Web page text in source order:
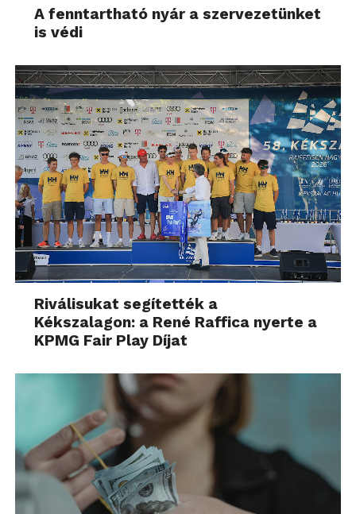
A fenntartható nyár a szervezetünket
is védi
Riválisukat segítették a
Kékszalagon: a René Raffica nyerte a
KPMG Fair Play Díjat